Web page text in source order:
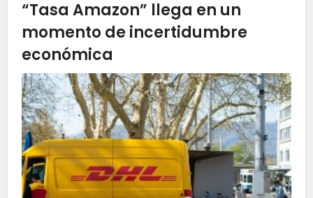
“Tasa Amazon” llega en un
momento de incertidumbre
económica